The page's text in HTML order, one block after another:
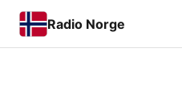
Radio Norge